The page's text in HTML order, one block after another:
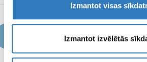
Izmantot visas
Izmantot izvēlētās